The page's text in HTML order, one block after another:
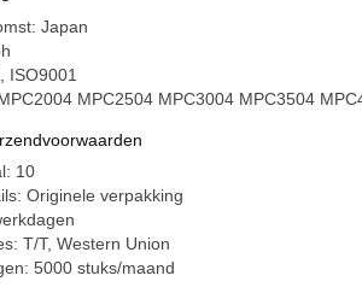
Japan
ISO9001
MPC2504 MPC3004 MPC3504
10
Originele verpakking
T/T, Western Union
5000 stuks/maand